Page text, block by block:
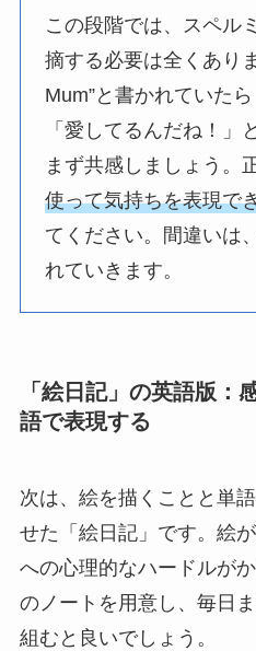
この段階では、スペル
摘する必要は全くあり
Mum”と書かれていた
「愛してるんだね！」
まず共感しましょう。
使って気持ちを表現で
てください。間違いは
れていきます。
「絵日記」の英語版：
語で表現する
次は、絵を描くことと単
せた「絵日記」です。絵
への心理的なハードルが
のノートを用意し、毎日
組むと良いでしょう。